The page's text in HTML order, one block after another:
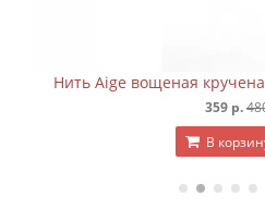
Aige вощеная крученая круглая
В корзину